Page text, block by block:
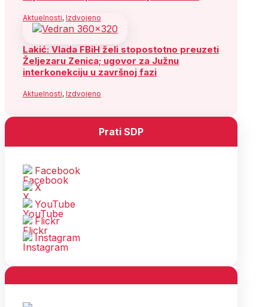
Aktuelnosti, Izdvojeno
Lakić: Vlada FBiH želi stopostotno preuzeti
Željezaru Zenica; ugovor za Južnu
interkonekciju u završnoj fazi
Aktuelnosti, Izdvojeno
Prati SDP
Facebook
X
YouTube
Flickr
Instagram